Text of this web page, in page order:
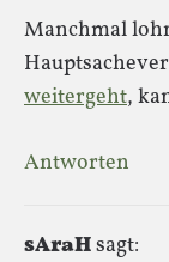
Manchmal
weitergeht,
Antworten
sAraHsagt: